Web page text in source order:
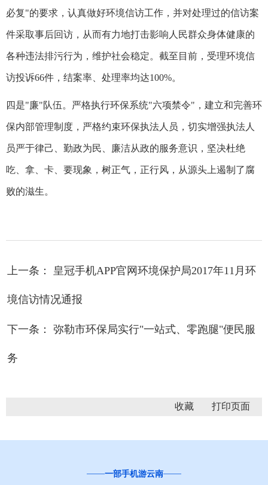
必复"的要求，认真做好环境信访工作，并对处理过的信访案
件采取事后回访，从而有力地打击影响人民群众身体健康的
各种违法排污行为，维护社会稳定。截至目前，受理环境信
访投诉66件，结案率、处理率均达100%。
四是"廉"队伍。严格执行环保系统"六项禁令"，建立和完善环
保内部管理制度，严格约束环保执法人员，切实增强执法人
员严于律己、勤政为民、廉洁从政的服务意识，坚决杜绝
吃、拿、卡、要现象，树正气，正行风，从源头上遏制了腐
败的滋生。
上一条： 皇冠手机APP官网环境保护局2017年11月环
境信访情况通报
下一条： 弥勒市环保局实行"一站式、零跑腿"便民服
务
收藏
一部手机游云南